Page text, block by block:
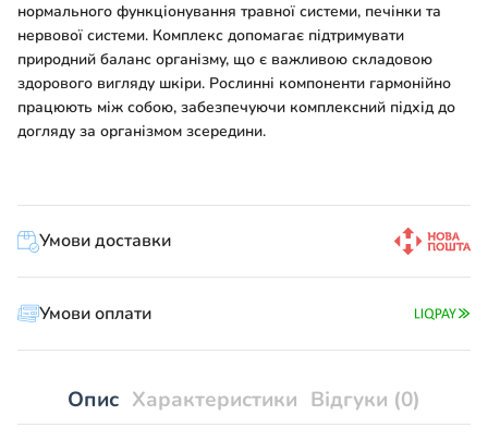
нормального функціонування травної системи, печінки та
нервової системи. Комплекс допомагає підтримувати
природний баланс організму, що є важливою складовою
здорового вигляду шкіри. Рослинні компоненти гармонійно
працюють між собою, забезпечуючи комплексний підхід до
догляду за організмом зсередини.
Умови доставки
Умови оплати
Опис Характеристики Відгуки (0)